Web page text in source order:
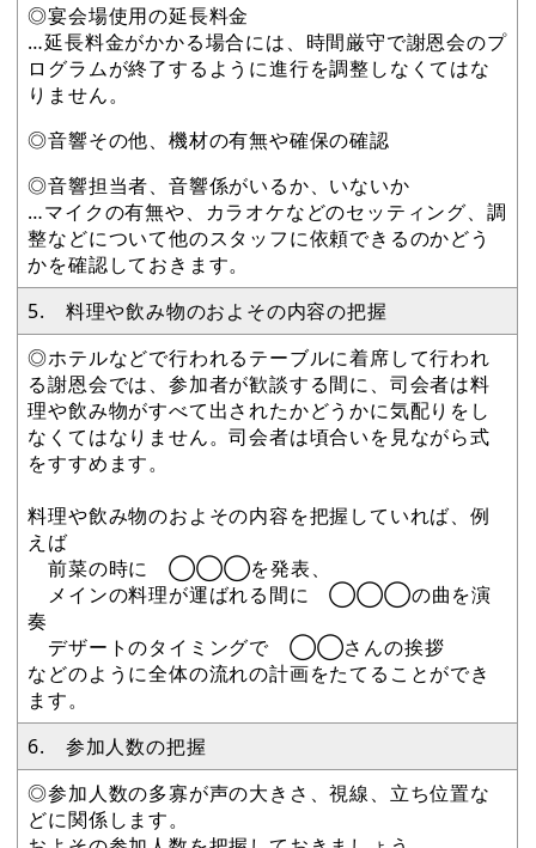
◎宴会場使用の延長料金
…延長料金がかかる場合には、時間厳守で謝恩会のプ
ログラムが終了するように進行を調整しなくてはな
りません。
◎音響その他、機材の有無や確保の確認
◎音響担当者、音響係がいるか、いないか
…マイクの有無や、カラオケなどのセッティング、調
整などについて他のスタッフに依頼できるのかどう
かを確認しておきます。
5. 料理や飲み物のおよその内容の把握
◎ホテルなどで行われるテーブルに着席して行われ
る謝恩会では、参加者が歓談する間に、司会者は料
理や飲み物がすべて出されたかどうかに気配りをし
なくてはなりません。司会者は頃合いを見ながら式
をすすめます。
料理や飲み物のおよその内容を把握していれば、例
えば
前菜の時に ◯◯◯を発表、
メインの料理が運ばれる間に ◯◯◯の曲を演
奏
デザートのタイミングで ◯◯さんの挨拶
などのように全体の流れの計画をたてることができ
ます。
6. 参加人数の把握
◎参加人数の多寡が声の大きさ、視線、立ち位置な
どに関係します。